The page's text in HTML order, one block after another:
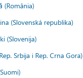
(România)
(Slovenská republika)
(Slovenija)
Srbija i Rep. Crna Gora)